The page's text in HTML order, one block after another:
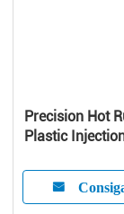
Precision Hot
Plastic